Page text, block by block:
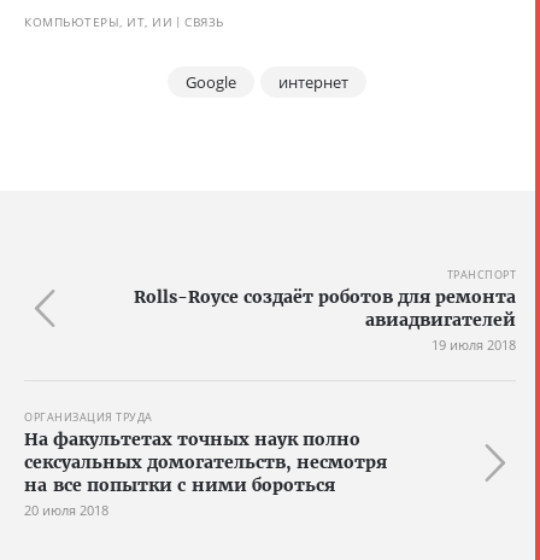
КОМПЬЮТЕРЫ, ИТ, ИИ СВЯЗЬ
Google интернет
ТРАНСПОРТ
Rolls-Royce создаёт роботов для ремонта
авиадвигателей
19 июля 2018
ОРГАНИЗАЦИЯ ТРУДА
На факультетах точных наук полно
сексуальных домогательств, несмотря
на все попытки с ними бороться
20 июля 2018